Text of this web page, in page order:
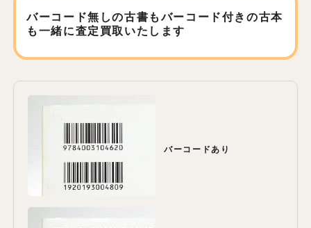
バーコード無しの古書もバーコード付きの古本
も 一緒に査定買取いたします
バーコードあり